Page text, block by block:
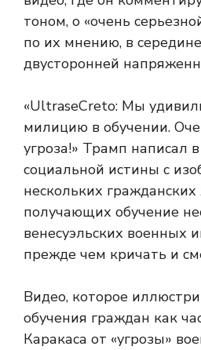
тоном, о «очень
по их мнению, в
двусторонней
«UltraseCreto: Мы
милицию в обучении.
угроза!» Трамп написал
социальной истины с
нескольких
получающих обучение
венесуэльских военных
прежде чем кричать и
Видео, которое
обучения граждан как
Каракаса от «угрозы»